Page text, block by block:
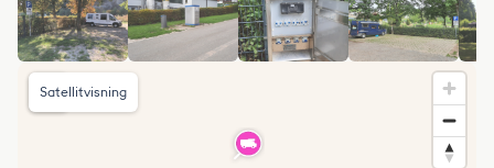
Satellitvisning